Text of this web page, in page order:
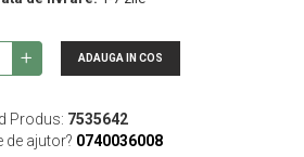
ADAUGA IN COS
Produs: 7535642
de ajutor? 0740036008